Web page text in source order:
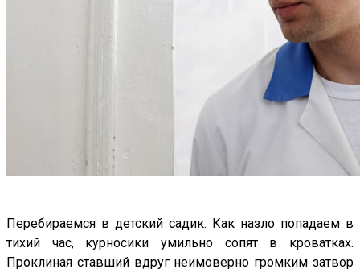
Перебираемся в детский садик. Как назло попадаем в
тихий час, курносики умильно сопят в кроватках.
Проклиная ставший вдруг неимоверно громким затвор